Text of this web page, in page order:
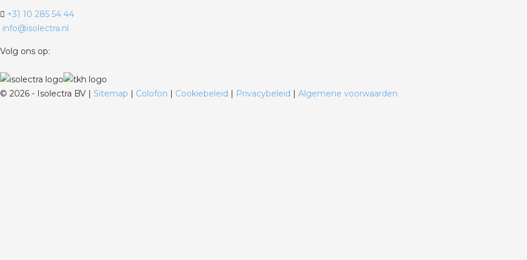
+31 10 285 54 44
info@isolectra.nl
Volg ons op:
© 2026 - Isolectra BV | Sitemap | Colofon | Cookiebeleid | Privacybeleid | Algemene voorwaarden